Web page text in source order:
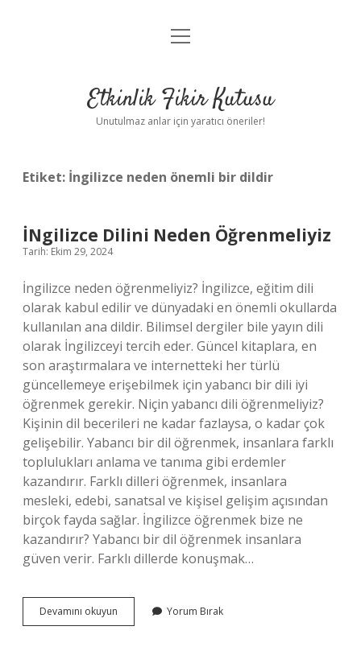
Anasayfa
Yasal Uyarı
menüyü
Etkinlik Fikir Kutusu
Unutulmaz anlar için yaratıcı öneriler!
Etiket: İngilizce neden önemli bir dildir
İNgilizce Dilini Neden Öğrenmeliyiz
Tarih: Ekim 29, 2024
İngilizce neden öğrenmeliyiz? İngilizce, eğitim dili
olarak kabul edilir ve dünyadaki en önemli okullarda
kullanılan ana dildir. Bilimsel dergiler bile yayın dili
olarak İngilizceyi tercih eder. Güncel kitaplara, en
son araştırmalara ve internetteki her türlü
güncellemeye erişebilmek için yabancı bir dili iyi
öğrenmek gerekir. Niçin yabancı dili öğrenmeliyiz?
Kişinin dil becerileri ne kadar fazlaysa, o kadar çok
gelişebilir. Yabancı bir dil öğrenmek, insanlara farklı
toplulukları anlama ve tanıma gibi erdemler
kazandırır. Farklı dilleri öğrenmek, insanlara
mesleki, edebi, sanatsal ve kişisel gelişim açısından
birçok fayda sağlar. İngilizce öğrenmek bize ne
kazandırır? Yabancı bir dil öğrenmek insanlara
güven verir. Farklı dillerde konuşmak…
Devamını okuyun İNgilizce
Dilini
Yorum Bırak